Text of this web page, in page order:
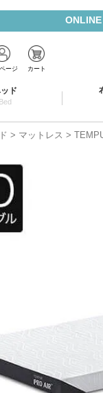
ージ カート
ド
Bed
マットレス